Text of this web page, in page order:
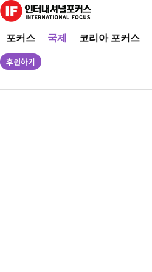
포커스 국제 코리아 포커스
후원하기